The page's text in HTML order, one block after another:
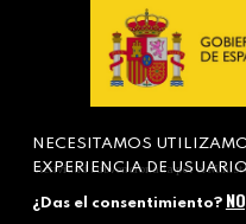
Actividad subvencionada por el
NECESITAMOS
EXPERIENCIA DE
¿Das el consentimiento?